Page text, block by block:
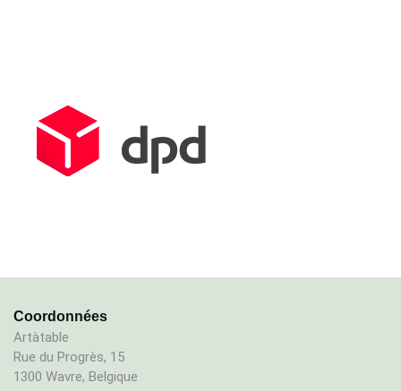
Coordonnées
Artàtable
Rue du Progrès, 15
1300 Wavre, Belgique